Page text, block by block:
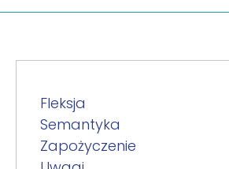
Fleksja
Semantyka
Zapożyczenie